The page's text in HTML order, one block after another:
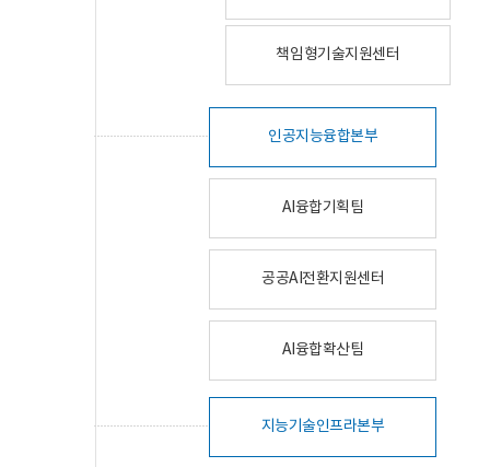
책임형기술지원센터
인공지능융합본부
AI융합기획팀
공공AI전환지원센터
AI융합확산팀
지능기술인프라본부